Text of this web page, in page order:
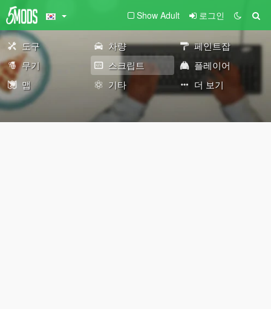
Show Adult 로그인
도구 차량
페인트잡
무기
스크립트
플레이어
맵
기타 더 보기